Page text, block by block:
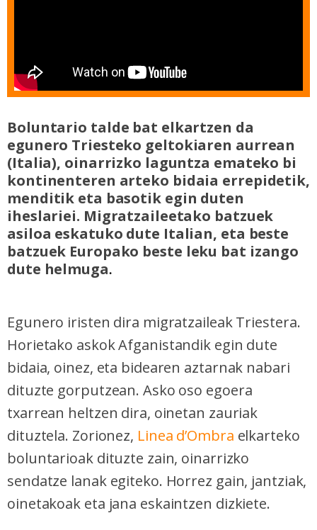
Boluntario talde bat elkartzen da
egunero Triesteko geltokiaren aurrean
(Italia), oinarrizko laguntza emateko bi
kontinenteren arteko bidaia errepidetik,
menditik eta basotik egin duten
iheslariei. Migratzaileetako batzuek
asiloa eskatuko dute Italian, eta beste
batzuek Europako beste leku bat izango
dute helmuga.
Egunero iristen dira migratzaileak Triestera.
Horietako askok Afganistandik egin dute
bidaia, oinez, eta bidearen aztarnak nabari
dituzte gorputzean. Asko oso egoera
txarrean heltzen dira, oinetan zauriak
dituztela. Zorionez, Linea d’Ombra elkarteko
boluntarioak dituzte zain, oinarrizko
sendatze lanak egiteko. Horrez gain, jantziak,
oinetakoak eta jana eskaintzen dizkiete.